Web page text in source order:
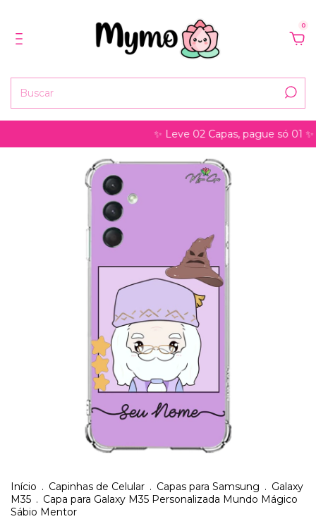
0
✨ Leve 02 Capas, pague só 01 ✨
Início . Capinhas de Celular . Capas para Samsung . Galaxy
M35 . Capa para Galaxy M35 Personalizada Mundo Mágico
Sábio Mentor